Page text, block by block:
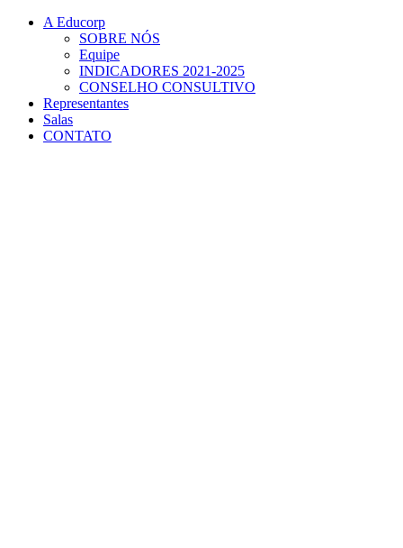
Conteúdo principal
A Educorp
SOBRE NÓS
Equipe
INDICADORES 2021-2025
CONSELHO CONSULTIVO
Representantes
Salas
CONTATO